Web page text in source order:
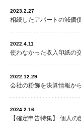
2023.2.27
相続したアパートの減価
2022.4.11
使わなかった収入印紙の
2022.12.29
会社の粉飾を決算情報か
2024.2.16
【確定申告特集】 個人